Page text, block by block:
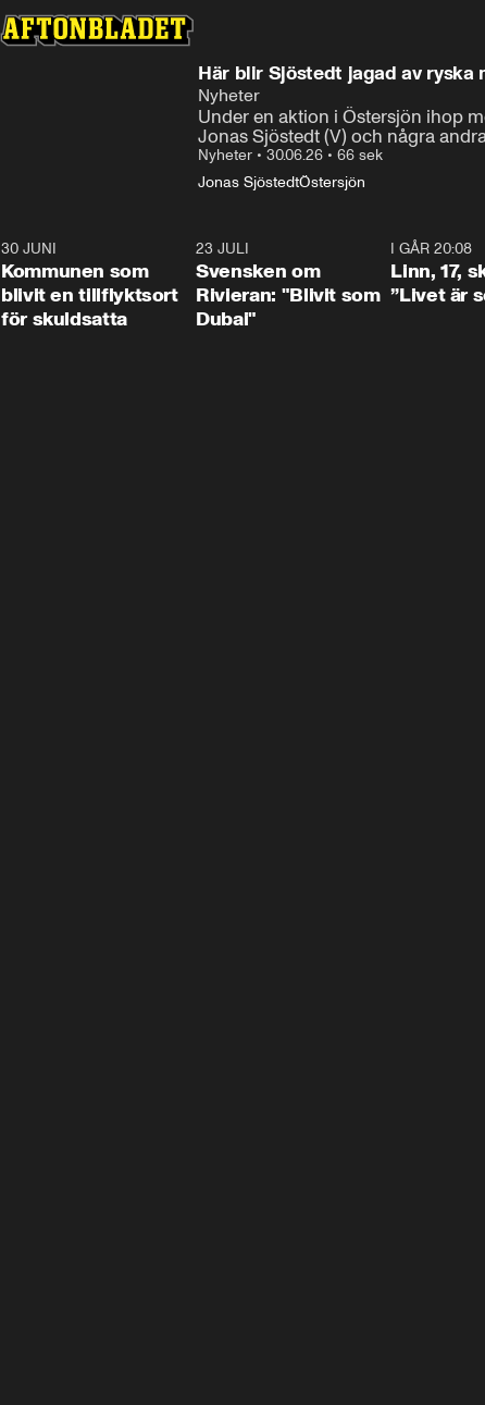
Här blir Sjöstedt jagad av ryska
Nyheter
Under en aktion i Östersjön ihop
Jonas Sjöstedt (V) och några
Nyheter • 30.06.26 • 66 sek
Jonas SjöstedtÖstersjön
1:24
30 JUNI
Kommunen som
blivit en tillflyktsort
för skuldsatta
23 JULI
Svensken om
Rivieran: "Blivit som
Dubai"
I GÅR 20:08
Linn, 17,
”Livet är